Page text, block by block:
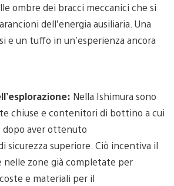
ombre dei bracci meccanici che si
dell’energia ausiliaria. Una
e un tuffo in un’esperienza ancora
Nella Ishimura sono
chiuse e contenitori di bottino a cui
dopo aver ottenuto
sicurezza superiore. Ciò incentiva il
nelle zone già completate per
e materiali per il